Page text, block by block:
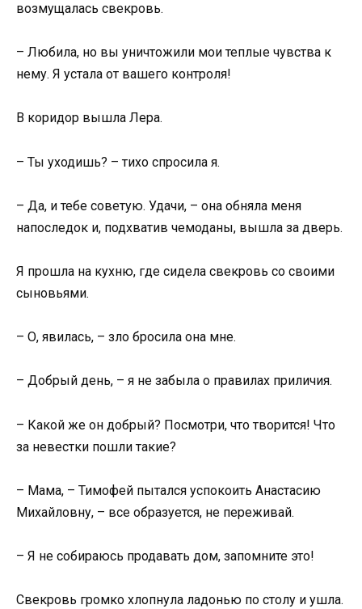
возмущалась свекровь.
– Любила, но вы уничтожили мои теплые чувства к
нему. Я устала от вашего контроля!
В коридор вышла Лера.
– Ты уходишь? – тихо спросила я.
– Да, и тебе советую. Удачи, – она обняла меня
напоследок и, подхватив чемоданы, вышла за дверь.
Я прошла на кухню, где сидела свекровь со своими
сыновьями.
– О, явилась, – зло бросила она мне.
– Добрый день, – я не забыла о правилах приличия.
– Какой же он добрый? Посмотри, что творится! Что
за невестки пошли такие?
– Мама, – Тимофей пытался успокоить Анастасию
Михайловну, – все образуется, не переживай.
– Я не собираюсь продавать дом, запомните это!
Свекровь громко хлопнула ладонью по столу и ушла.